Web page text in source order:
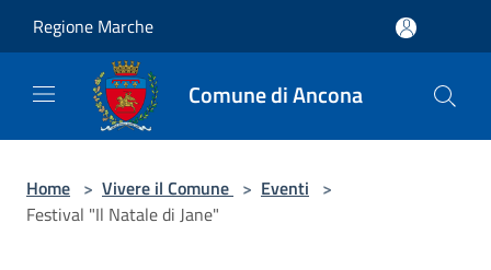
Regione Marche
Comune di Ancona
Home > Vivere il Comune > Eventi >
Festival "Il Natale di Jane"